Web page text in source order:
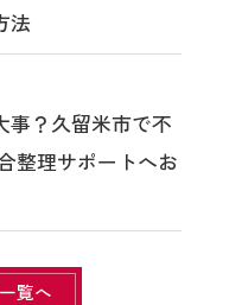
法
事？久留米市で不
整理サポートへお
覧へ